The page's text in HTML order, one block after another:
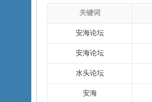
关键词
安海论坛
安海论坛
水头论坛
安海